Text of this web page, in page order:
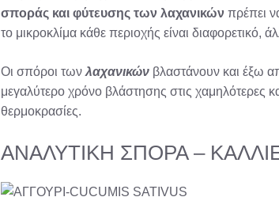
σποράς και φύτευσης των λαχανικών πρέπει
το μικροκλίμα κάθε περιοχής είναι διαφορετικό,
Οι σπόροι των λαχανικών βλαστάνουν και έξω
μεγαλύτερο χρόνο βλάστησης στις χαμηλότερες
θερμοκρασίες.
ΑΝΑΛΥΤΙΚΗ ΣΠΟΡΑ –